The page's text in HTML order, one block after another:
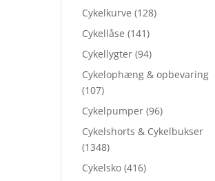
Cykelkurve (128)
Cykellåse (141)
Cykellygter (94)
Cykelophæng & opbevaring
(107)
Cykelpumper (96)
Cykelshorts & Cykelbukser
(1348)
Cykelsko (416)